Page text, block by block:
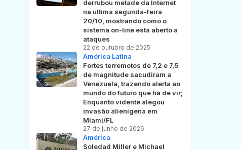
derrubou metade da Internet
na última segunda-feira
20/10, mostrando como o
sistema on-line está aberto a
ataques
22 de outubro de 2025
América Latina
Fortes terremotos de 7,2 e 7,5
de magnitude sacudiram a
Venezuela, trazendo alerta ao
mundo do futuro que há de vir;
Enquanto vidente alegou
invasão alienígena em
Miami/FL
27 de junho de 2026
América
Soledad Miller e Michael